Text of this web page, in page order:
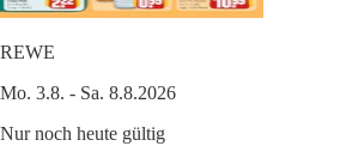
REWE
Mo. 3.8. - Sa. 8.8.2026
Nur noch heute gültig